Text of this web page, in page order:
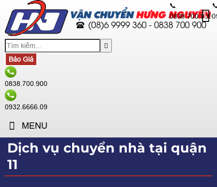
📞
0838.700.900
Báo Giá
0838.700.900
0932.6666.09
MENU
Dịch vụ chuyển nhà tại quận
11